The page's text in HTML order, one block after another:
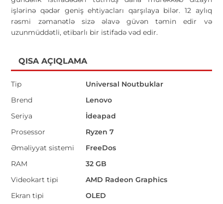
işlərinə qədər geniş ehtiyacları qarşılaya bilər. 12 aylıq
rəsmi zəmanətlə sizə əlavə güvən təmin edir və
uzunmüddətli, etibarlı bir istifadə vəd edir.
QISA AÇIQLAMA
Tip
Universal Noutbuklar
Brend
Lenovo
Seriya
İdeapad
Prosessor
Ryzen 7
Əməliyyat sistemi
FreeDos
RAM
32 GB
Videokart tipi
AMD Radeon Graphics
Ekran tipi
OLED